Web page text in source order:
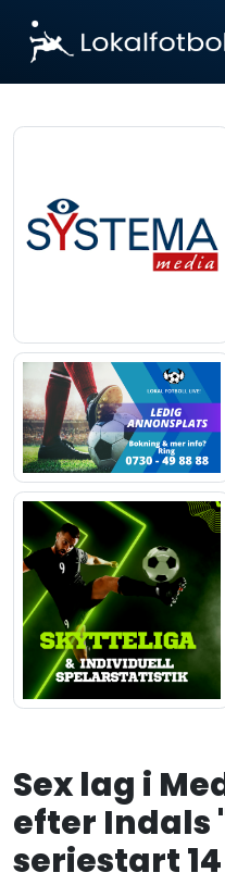
Sex lag i
efter Indals
seriestart